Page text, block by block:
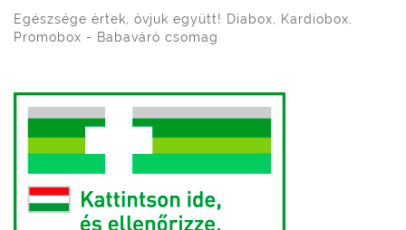
Egészsége értek, óvjuk együtt! Diabox, Kardiobox,
Promobox - Babaváró csomag